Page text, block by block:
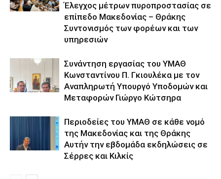
Έλεγχος μέτρων πυροπροστασίας σε
επίπεδο Μακεδονίας – Θράκης
Συντονισμός των φορέων και των
υπηρεσιών
Συνάντηση εργασίας του ΥΜΑΘ
Κωνσταντίνου Π. Γκιουλέκα με τον
Αναπληρωτή Υπουργό Υποδομών και
Μεταφορών Γιώργο Κώτσηρα
Περιοδείες του ΥΜΑΘ σε κάθε νομό
της Μακεδονίας και της Θράκης
Αυτήν την εβδομάδα εκδηλώσεις σε
Σέρρες και Κιλκίς